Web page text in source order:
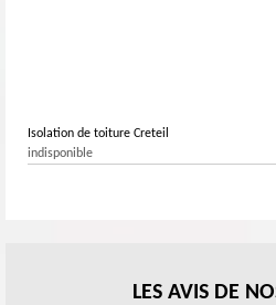
Isolation de toiture Creteil
indisponible
LES AVIS DE